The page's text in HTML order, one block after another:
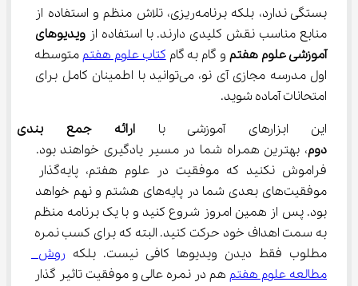
بستگی ندارد، بلکه برنامه‌ریزی، تلاش منظم و استفاده از
منابع مناسب نقش کلیدی دارند. با استفاده از ویدیوهای
آموزشی علوم هفتم و گام به گام کتاب علوم هفتم متوسطه
اول مدرسه مجازی آی نو، می‌توانید با اطمینان کامل برای
امتحانات آماده شوید.
این ابزارهای آموزشی با ارائه جمع
دوم، بهترین همراه شما در مسیر یادگیری خواهند بود.
فراموش نکنید که موفقیت در علوم هفتم، پایه‌گذار
موفقیت‌های بعدی شما در پایه‌های هشتم و نهم خواهد
بود. پس از همین امروز شروع کنید و با یک برنامه منظم
به سمت اهداف خود حرکت کنید. البته که برای کسب نمره
مطلوب فقط دیدن ویدیوها کافی نیست. بلکه روش
مطالعه علوم هفتم هم در نمره عالی و موفقیت تاثیر گذار